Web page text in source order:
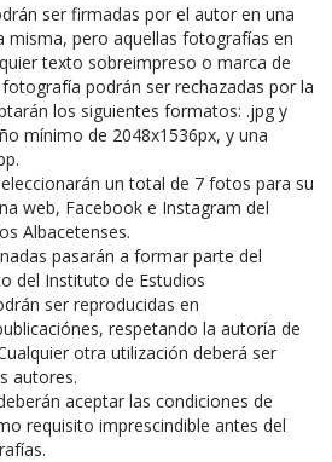
ser firmadas por el autor en una
misma, pero aquellas fotografías en
texto sobreimpreso o marca de
podrán ser rechazadas por la
los siguientes formatos: .jpg y
mínimo de 2048x1536px, y una
un total de 7 fotos para su
web, Facebook e Instagram del
Albacetenses.
pasarán a formar parte del
del Instituto de Estudios
ser reproducidas en
respetando la autoría de
otra utilización deberá ser
autores.
aceptar las condiciones de
requisito imprescindible antes del